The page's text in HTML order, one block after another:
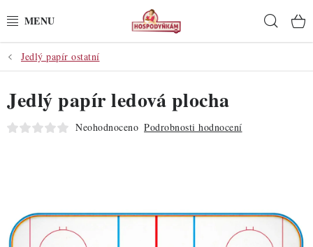
na
POTŘEBY
POMŮCKY
SUROVINY
DO KUCHYNĚ
Jedlý papír ostatní
Jedlý papír ledová plocha
Neohodnoceno Podrobnosti hodnocení